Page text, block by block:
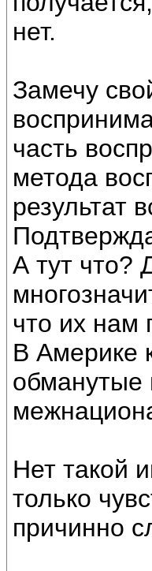
нет.
Замечу
часть
метода
результат
А тут
что их нам
В Америке
обманутые
Нет такой
только
причинно